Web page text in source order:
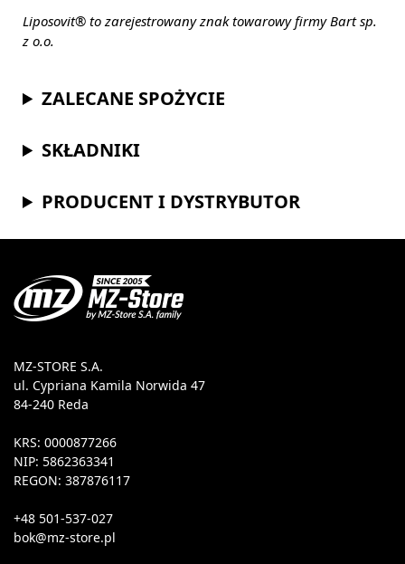
Liposovit® to zarejestrowany znak towarowy firmy Bart sp.
z o.o.
ZALECANE SPOŻYCIE
SKŁADNIKI
PRODUCENT I DYSTRYBUTOR
MZ-STORE S.A.
ul. Cypriana Kamila Norwida 47
84-240 Reda
KRS: 0000877266
NIP: 5862363341
REGON: 387876117
+48 501-537-027